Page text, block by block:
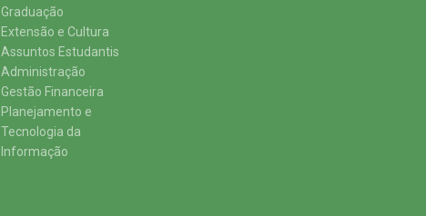
Graduação
Extensão e Cultura
Assuntos Estudantis
Administração
Gestão Financeira
Planejamento e
Tecnologia da
Informação